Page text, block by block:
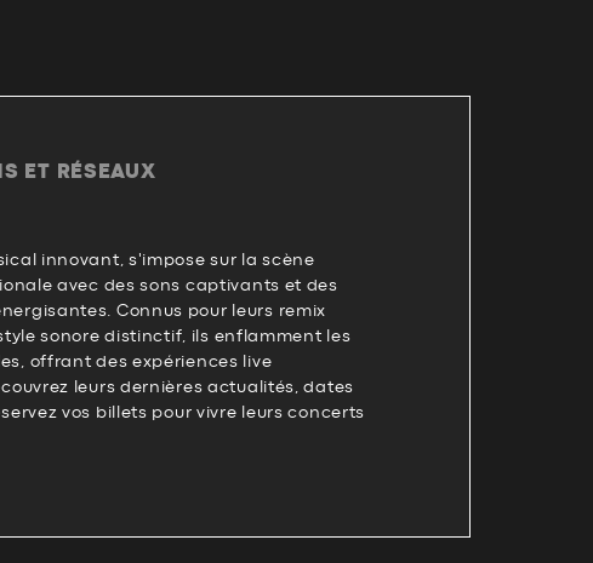
ET RÉSEAUX
innovant, s'impose sur la scène
avec des sons captivants et des
Connus pour leurs remix
sonore distinctif, ils enflamment les
offrant des expériences live
leurs dernières actualités, dates
vos billets pour vivre leurs concerts